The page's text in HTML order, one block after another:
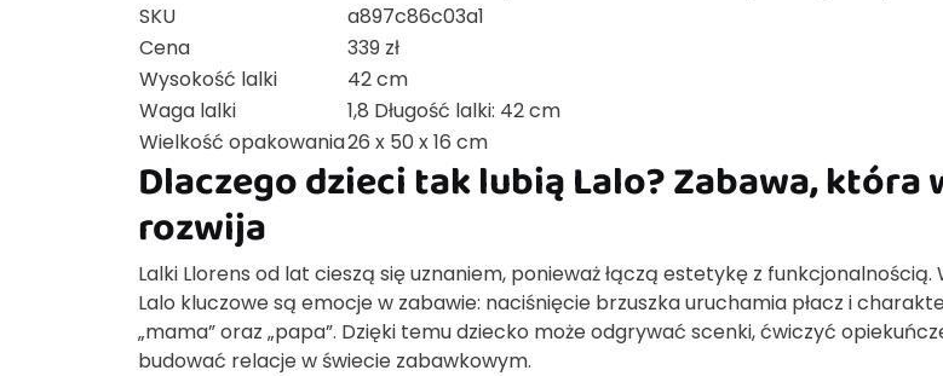
SKU
a897c86c03a1
Cena
339 zł
Wysokość lalki
42 cm
Waga lalki
1,8 Długość lalki: 42 cm
Wielkość opakowania26 x 50 x 16 cm
Dlaczego dzieci tak lubią Lalo? Zabawa, która
rozwija
Lalki Llorens od lat cieszą się uznaniem, ponieważ łączą estetykę z
Lalo kluczowe są emocje w zabawie: naciśnięcie brzuszka uruchamia płacz i
„mama” oraz „papa”. Dzięki temu dziecko może odgrywać scenki, ćwiczyć
budować relacje w świecie zabawkowym.